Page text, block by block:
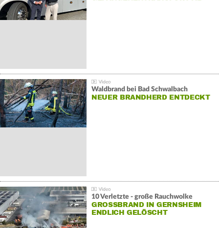
Waldbrand bei Bad Schwalbach
NEUER BRANDHERD ENTDECKT
10 Verletzte - große Rauchwolke
GROSSBRAND IN GERNSHEIM E
NDLICH GELÖSCHT